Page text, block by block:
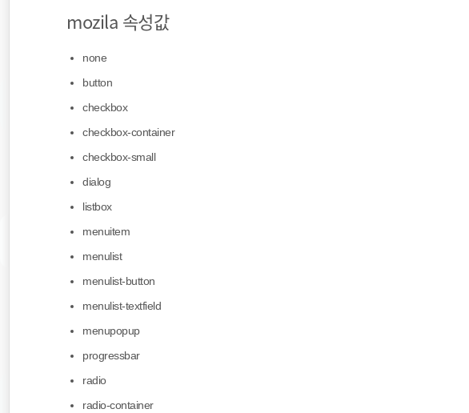
mozila 속성값
none
button
checkbox
checkbox-container
checkbox-small
dialog
listbox
menuitem
menulist
menulist-button
menulist-textfield
menupopup
progressbar
radio
radio-container